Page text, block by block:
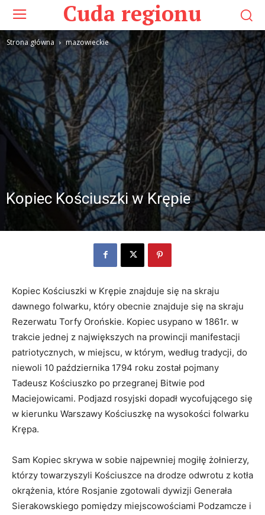
Cuda regionu
Strona główna mazowieckie
Kopiec Kościuszki w Krępie
Kopiec Kościuszki w Krępie znajduje się na skraju
dawnego folwarku, który obecnie znajduje się na skraju
Rezerwatu Torfy Orońskie. Kopiec usypano w 1861r. w
trakcie jednej z największych na prowincji manifestacji
patriotycznych, w miejscu, w którym, według tradycji, do
niewoli 10 października 1794 roku został pojmany
Tadeusz Kościuszko po przegranej Bitwie pod
Maciejowicami. Podjazd rosyjski dopadł wycofującego się
w kierunku Warszawy Kościuszkę na wysokości folwarku
Krępa.
Sam Kopiec skrywa w sobie najpewniej mogiłę żołnierzy,
którzy towarzyszyli Kościuszce na drodze odwrotu z kotła
okrążenia, które Rosjanie zgotowali dywizji Generała
Sierakowskiego pomiędzy miejscowościami Podzamcze i